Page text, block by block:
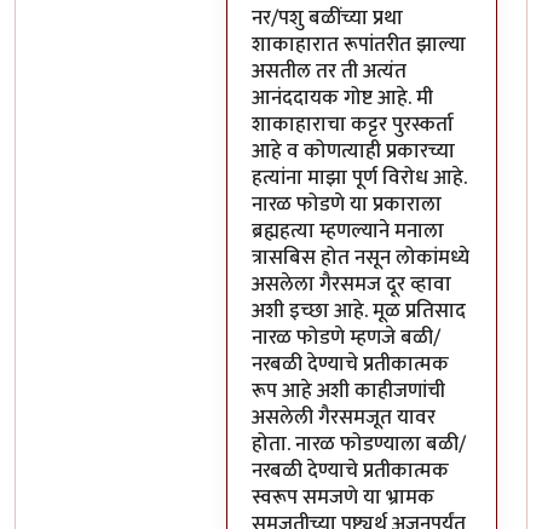
नर/पशु बळींच्या प्रथा
शाकाहारात रूपांतरीत झाल्या
असतील तर ती अत्यंत
आनंददायक गोष्ट आहे. मी
शाकाहाराचा कट्टर पुरस्कर्ता
आहे व कोणत्याही प्रकारच्या
हत्यांना माझा पूर्ण विरोध आहे.
नारळ फोडणे या प्रकाराला
ब्रह्महत्या म्हणल्याने मनाला
त्रासबिस होत नसून लोकांमध्ये
असलेला गैरसमज दूर व्हावा
अशी इच्छा आहे. मूळ प्रतिसाद
नारळ फोडणे म्हणजे बळी/
नरबळी देण्याचे प्रतीकात्मक
रूप आहे अशी काहीजणांची
असलेली गैरसमजूत यावर
होता. नारळ फोडण्याला बळी/
नरबळी देण्याचे प्रतीकात्मक
स्वरूप समजणे या भ्रामक